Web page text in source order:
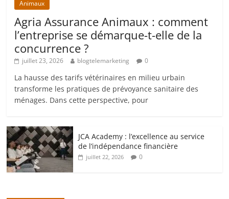
Animaux
Agria Assurance Animaux : comment
l’entreprise se démarque-t-elle de la
concurrence ?
juillet 23, 2026 blogtelemarketing 0
La hausse des tarifs vétérinaires en milieu urbain
transforme les pratiques de prévoyance sanitaire des
ménages. Dans cette perspective, pour
JCA Academy : l’excellence au service
de l’indépendance financière
juillet 22, 2026 0